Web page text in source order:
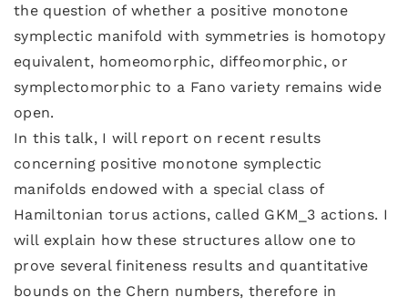
the question of whether a positive monotone
symplectic manifold with symmetries is homotopy
equivalent, homeomorphic, diffeomorphic, or
symplectomorphic to a Fano variety remains wide
open.
In this talk, I will report on recent results
concerning positive monotone symplectic
manifolds endowed with a special class of
Hamiltonian torus actions, called GKM_3 actions. I
will explain how these structures allow one to
prove several finiteness results and quantitative
bounds on the Chern numbers, therefore in